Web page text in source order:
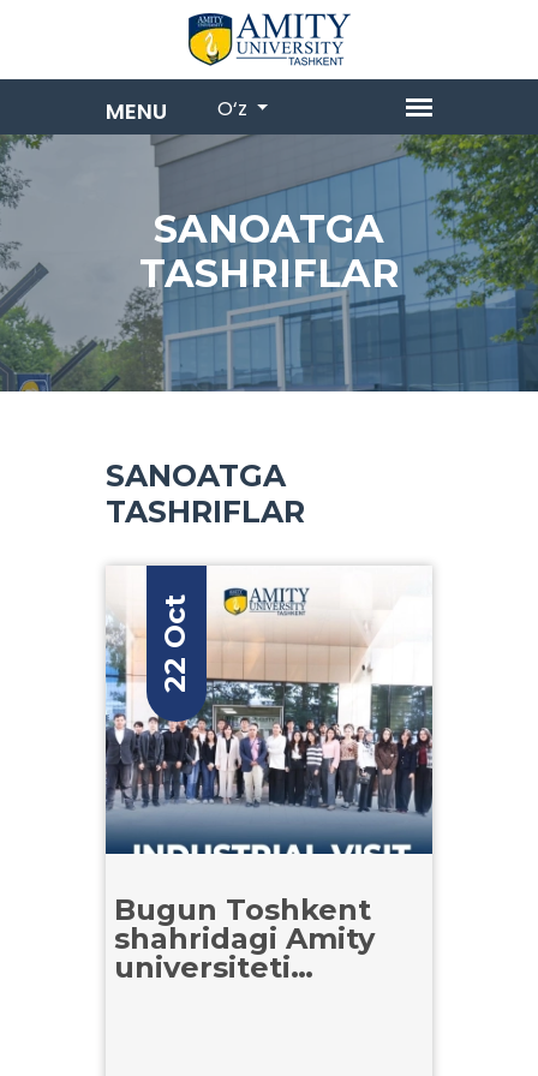
O‘z
SANOATGA
TASHRIFLAR
SANOATGA
TASHRIFLAR
22 Oct
Bugun Toshkent
shahridagi Amity
universiteti